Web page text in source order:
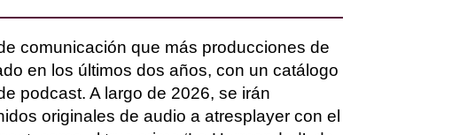
comunicación que más producciones de
en los últimos dos años, con un catálogo
podcast. A largo de 2026, se irán
originales de audio a atresplayer con el